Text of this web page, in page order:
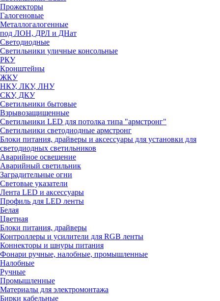
Прожекторы
Галогеновые
Металлогалогенные
под ЛОН, ДРЛ и ДНат
Светодиодные
Светильники уличные консольные
РКУ
Кронштейны
ЖКУ
НКУ, ЛКУ, ЛНУ
СКУ, ДКУ
Светильники бытовые
Взрывозащищенные
Светильники LED для потолка типа "армстронг"
Светильники светодиодные армстронг
Блоки питания, драйверы и аксессуары для установки для
светодиодных светильников
Аварийное освещение
Аварийный светильник
Заградительные огни
Световые указатели
Лента LED и аксессуары
Профиль для LED ленты
Белая
Цветная
Блоки питания, драйверы
Контроллеры и усилители для RGB ленты
Коннекторы и шнуры питания
Фонари ручные, налобные, промышленные
Налобные
Ручные
Промышленные
Материалы для электромонтажа
Бирки кабельные